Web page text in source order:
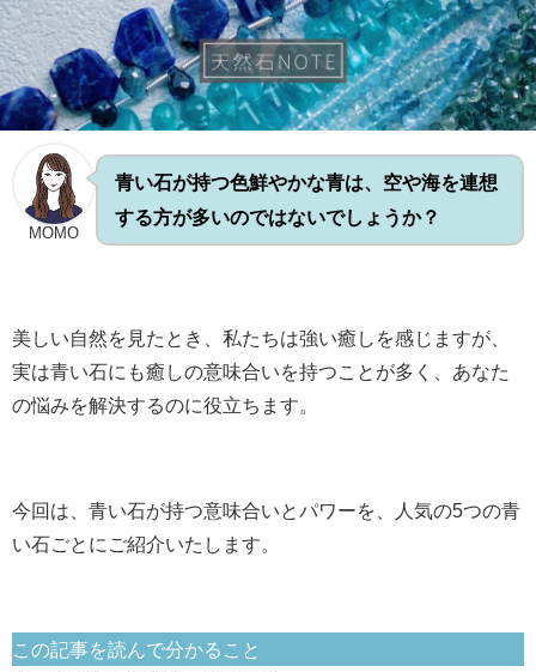
MOMO
青い石が持つ色鮮やかな青は、空や海を連想
する方が多いのではないでしょうか？
美しい自然を見たとき、私たちは強い癒しを感じますが、
実は青い石にも癒しの意味合いを持つことが多く、あなた
の悩みを解決するのに役立ちます。
今回は、青い石が持つ意味合いとパワーを、人気の5つの青
い石ごとにご紹介いたします。
この記事を読んで分かること